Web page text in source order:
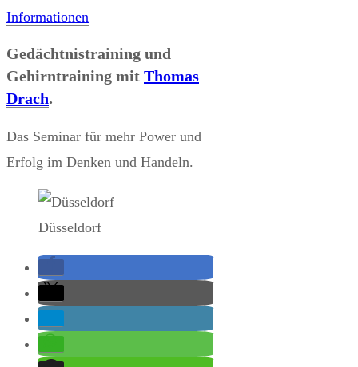
Informationen
Gedächtnistraining und
Gehirntraining mit Thomas
Drach.
Das Seminar für mehr Power und
Erfolg im Denken und Handeln.
Düsseldorf